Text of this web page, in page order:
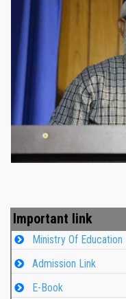
Important link
Ministry Of Education
Admission Link
E-Book